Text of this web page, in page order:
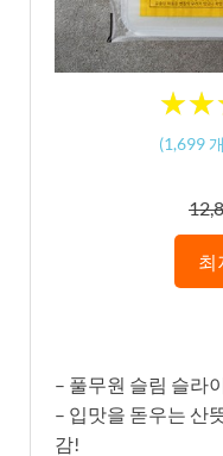
★★
★★
(1,699
최
– 풀무원 슬림 슬라
– 입맛을 돋우는 산
감!